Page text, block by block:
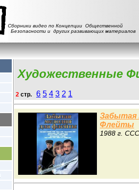
Сборники видео по Концепции Общественной
Безопасности и других развивающих материалов
Художественные
2 стр. 6 5 4 3 2 1
Забытая
Флейты
1988 г.